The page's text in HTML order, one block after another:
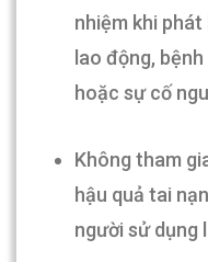
nhiệm khi
lao động,
hoặc sự cố
Không tham
hậu quả tai
người sử dụng